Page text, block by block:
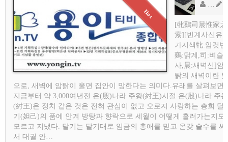
용
[牝鷄司晨惟家之
索][빈계사신유
가지색牝:암컷빈,
鷄:닭계,司:벼슬
사,晨:새벽신] 암
탉의 새벽이란 뜻
으로, 새벽에 암탉이 울면 집안이 망한다는 의미다.유래를 살펴보면,
지금부터 약 3,000여년전 은(殷)나라 주왕(紂王)시절.은(殷)나라 주왕
(紂王)은 정치 같은 것은 전혀 관심이 없고 오로지 사랑하는 총희 달
기(妲己)의 품에 안겨 방탕과 향락으로 세월이 어떻게 흘러가는지도
모르고 지냈다. 달기는 달기대로 임금의 총애를 믿고 온갖 술수를 써
서 대궐 안…